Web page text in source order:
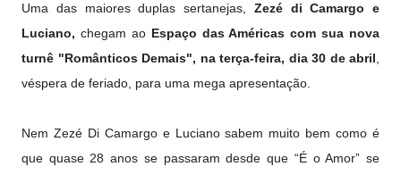
Uma das maiores duplas sertanejas,
Zezé di Camargo e
Luciano, chegam ao Espaço das Américas com sua nova
turnê "Românticos Demais", na terça-feira, dia 30 de abril
véspera de feriado, para uma mega apresentação.
Nem Zezé Di Camargo e Luciano sabem muito bem como é
que quase 28 anos se passaram desde que “É o Amor” se